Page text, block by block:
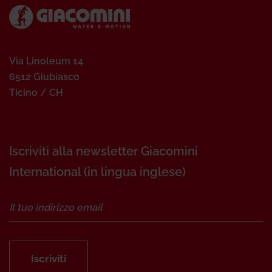
Via Linoleum 14
6512 Giubiasco
Ticino / CH
Iscriviti alla newsletter Giacomini
International (in lingua inglese)
Iscriviti